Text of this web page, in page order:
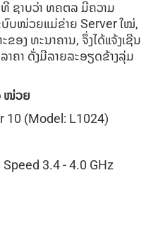
ຊາບວ່າ ທຄຕລ ມີຄວາມ
ບົບໜ່ວຍແມ່ຂ່າຍ Server ໃໝ່,
ຂອງ ທະນາຄານ, ຈຶ່ງໄດ້ແຈ້ງເຊີນ
ຄາ ດັ່ງມີລາຍລະອຽດຂ້າງລຸ່ມ
ໜ່ວຍ
10 (Model: L1024)
3.4 - 4.0 GHz